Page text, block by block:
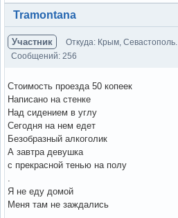
Вне форума
Tramontana
Участник Откуда: Крым, Севастополь.
Сообщений: 256
Стоимость проезда 50 копеек
Написано на стенке
Над сидением в углу
Сегодня на нем едет
Безобразный алкоголик
А завтра девушка
с прекрасной тенью на полу
Я не еду домой
Меня там не заждались